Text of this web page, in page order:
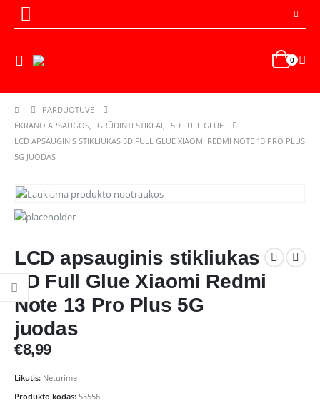
0
PARDUOTUVĖ
EKRANO APSAUGOS, GRŪDINTI STIKLAI,
5D FULL GLUE
LCD APSAUGINIS STIKLIUKAS 5D FULL GLUE XIAOMI REDMI NOTE 13 PRO PLUS
5G JUODAS
LCD apsauginis stikliukas
5D Full Glue Xiaomi Redmi
Note 13 Pro Plus 5G
juodas
€8,99
Likutis: Neturime
Produkto kodas: 55556